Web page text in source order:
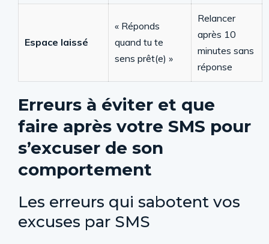
Espace laissé
« Réponds
quand tu te
sens prêt(e) »
Relancer
après 10
minutes sans
réponse
Erreurs à éviter et que
faire après votre SMS pour
s’excuser de son
comportement
Les erreurs qui sabotent vos
excuses par SMS